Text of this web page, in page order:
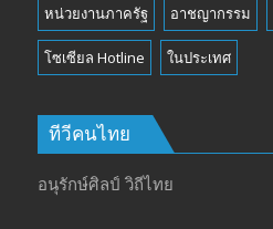
หน่วยงานภาครัฐ อาชญากรรม
โซเซียล Hotline ในประเทศ
ทีวีคนไทย
อนุรักษ์ศิลป์ วิถีไทย